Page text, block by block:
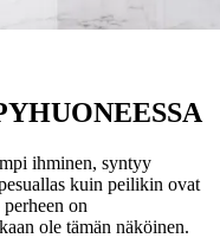
ihminen, syntyy
kuin peilikin ovat
on
ole tämän näköinen.